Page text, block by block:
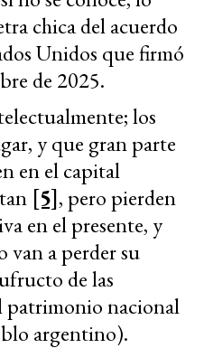
chica del acuerdo
Unidos que firmó
de 2025.
los
y que gran parte
en el capital
[5], pero pierden
en el presente, y
a perder su
de las
patrimonio nacional
argentino).